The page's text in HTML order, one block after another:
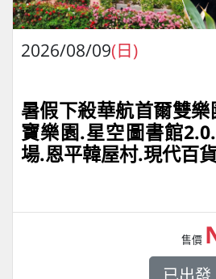
2026/08/09(日)
暑假下殺華航首爾雙
寶樂園.星空圖書館
場.恩平韓屋村.現代百
售價